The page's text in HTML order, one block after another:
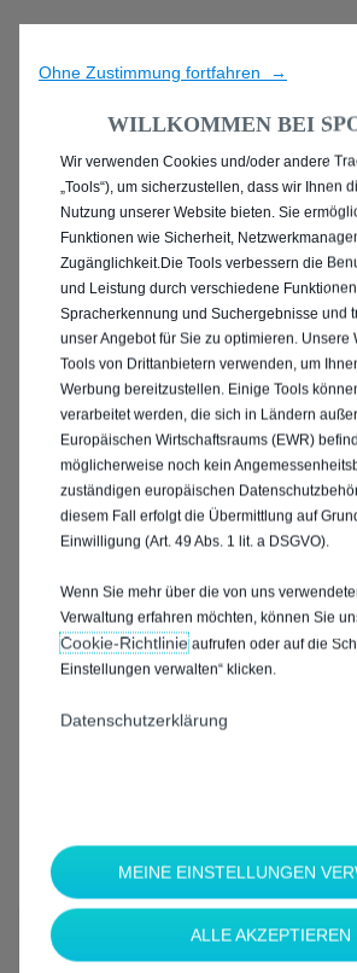
ENTDECKEN
MIT BENZIN /
HYBRID
Welche Marke möchten Sie?*
Ohne Zustimmung fortfahren →
WILLKOMMEN BEI
Wir verwenden Cookies und/oder andere
„Tools“), um sicherzustellen, dass wir Ihnen
Nutzung unserer Website bieten. Sie
Funktionen wie Sicherheit,
Zugänglichkeit.Die Tools verbessern die
und Leistung durch verschiedene
Spracherkennung und Suchergebnisse und
unser Angebot für Sie zu optimieren. Unsere
Tools von Drittanbietern verwenden, um
Werbung bereitzustellen. Einige Tools
verarbeitet werden, die sich in Ländern
Europäischen Wirtschaftsraums (EWR)
möglicherweise noch kein
zuständigen europäischen
diesem Fall erfolgt die Übermittlung auf
Einwilligung (Art. 49 Abs. 1 lit. a DSGVO).
Wenn Sie mehr über die von uns
Verwaltung erfahren möchten, können Sie
Cookie‑Richtlinieaufrufen oder auf die
Einstellungen verwalten“ klicken.
Datenschutzerklärung
MEINE EINSTELLUNGEN
ALLE AKZEPTIEREN